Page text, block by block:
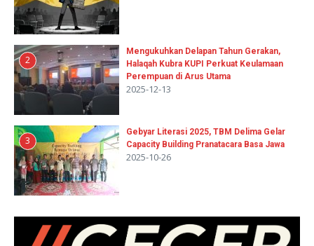
2
Mengukuhkan Delapan Tahun Gerakan,
Halaqah Kubra KUPI Perkuat Keulamaan
Perempuan di Arus Utama
2025-12-13
3
Gebyar Literasi 2025, TBM Delima Gelar
Capacity Building Pranatacara Basa Jawa
2025-10-26